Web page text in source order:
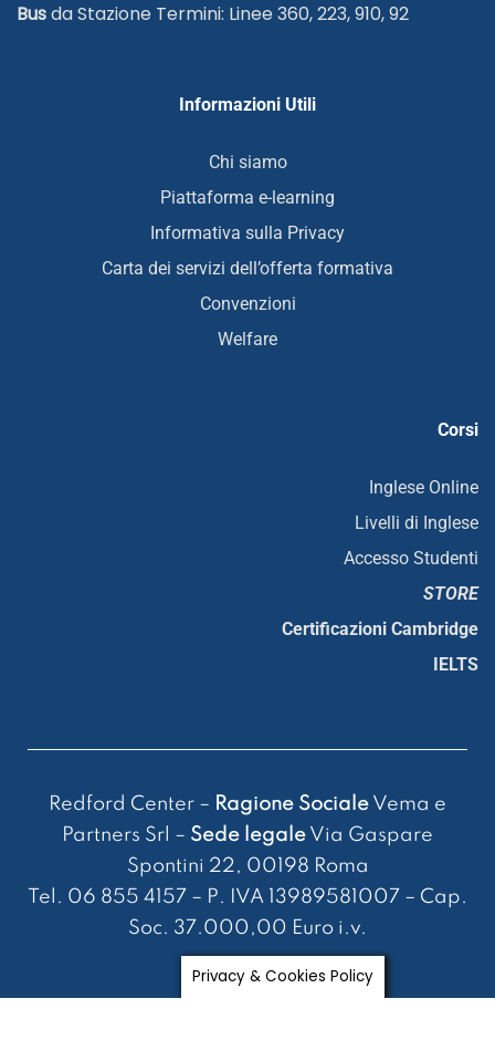
Busda Stazione Termini: Linee 360, 223, 910, 92
Informazioni Utili
Chi siamo
Piattaforma e-learning
Informativa sulla Privacy
Carta dei servizi dell’offerta formativa
Convenzioni
Welfare
Corsi
Inglese Online
Livelli di Inglese
Accesso Studenti
STORE
Certificazioni Cambridge
IELTS
Redford Center – Ragione Sociale Vema e
Partners Srl – Sede legale Via Gaspare
Spontini 22, 00198 Roma
Tel. 06 855 4157 – P. IVA 13989581007 – Cap.
Soc. 37.000,00 Euro i.v.
Privacy & Cookies Policy